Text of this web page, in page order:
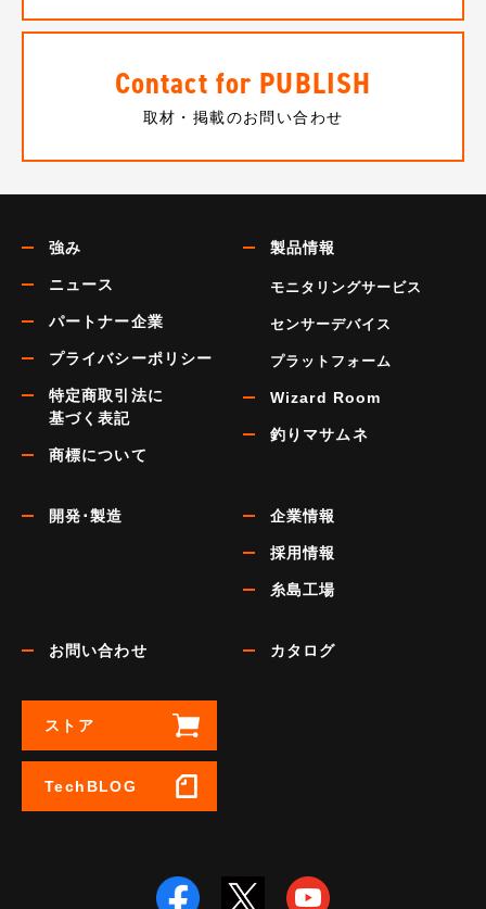
Contact for PUBLISH
取材・掲載のお問い合わせ
強み
ニュース
パートナー企業
プライバシーポリシー
特定商取引法に
基づく表記
商標について
製品情報
モニタリングサービス
センサーデバイス
プラットフォーム
Wizard Room
釣りマサムネ
開発･製造 企業情報
採用情報
糸島工場
お問い合わせ カタログ
ストア
TechBLOG